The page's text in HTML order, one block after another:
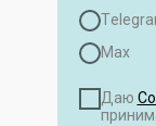
Мах
Даю